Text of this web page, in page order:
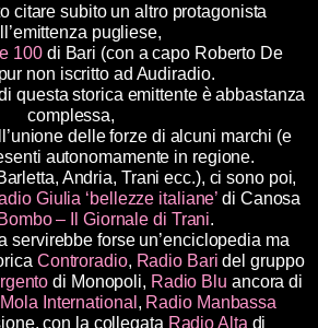
citare subito un altro protagonista
pugliese,
100di Bari (con a capo Roberto De
non iscritto ad Audiradio.
di questa storica emittente è abbastanza
complessa,
delle forze di alcuni marchi (e
autonomamente in regione.
Andria, Trani ecc.), ci sono poi,
Giulia ‘bellezze italiane’ di Canosa
– Il Giornale di Trani.
servirebbe forse un’enciclopedia ma
Controradio, Radio Bari del gruppo
di Monopoli, Radio Blu ancora di
International , Radio Manbassa
con la collegata Radio Alta di